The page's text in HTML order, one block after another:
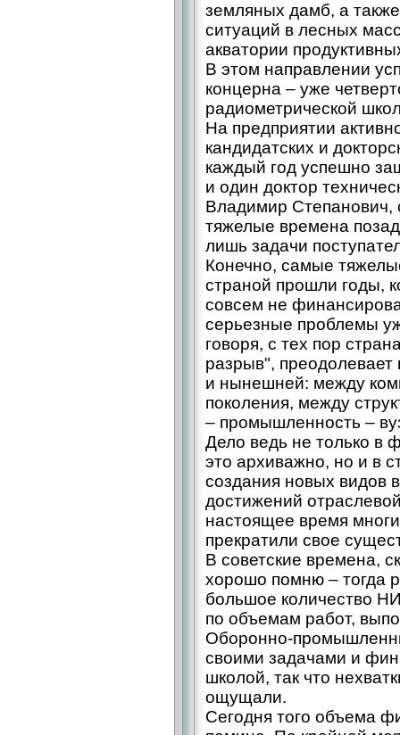
земляных дамб, а
ситуаций в лесных
акватории
В этом направлении
концерна – уже
радиометрической
На предприятии
кандидатских и
каждый год успешно
и один доктор
Владимир Степанович,
тяжелые времена
лишь задачи
Конечно, самые
страной прошли годы,
совсем не
серьезные проблемы
говоря, с тех пор
разрыв",
и нынешней: между
поколения, между
– промышленность –
Дело ведь не только в
это архиважно, но и в
создания новых видов
достижений
настоящее время
прекратили свое
В советские времена,
хорошо помню – тогда
большое количество
по объемам работ,
Оборонно-
своими задачами и
школой, так что
ощущали.
Сегодня того объема